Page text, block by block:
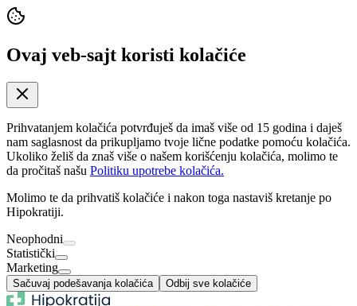
Ovaj veb-sajt koristi kolačiće
Prihvatanjem kolačića potvrđuješ da imaš više od 15 godina i daješ
nam saglasnost da prikupljamo tvoje lične podatke pomoću kolačića.
Ukoliko želiš da znaš više o našem korišćenju kolačića, molimo te
da pročitaš našu Politiku upotrebe kolačića.
Molimo te da prihvatiš kolačiće i nakon toga nastaviš kretanje po
Hipokratiji.
Neophodni
Statistički
Marketing
Sačuvaj podešavanja kolačića Odbij sve kolačiće